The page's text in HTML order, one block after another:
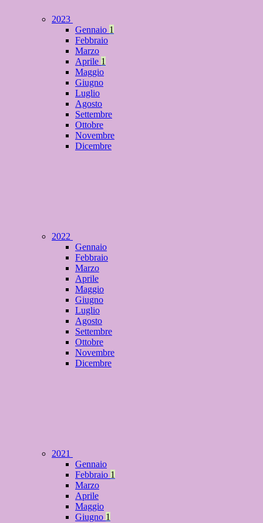
2023
Gennaio 1
Febbraio
Marzo
Aprile 1
Maggio
Giugno
Luglio
Agosto
Settembre
Ottobre
Novembre
Dicembre
2022
Gennaio
Febbraio
Marzo
Aprile
Maggio
Giugno
Luglio
Agosto
Settembre
Ottobre
Novembre
Dicembre
2021
Gennaio
Febbraio 1
Marzo
Aprile
Maggio
Giugno 1